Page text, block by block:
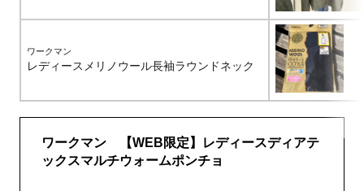
ワークマン
レディースメリノウール長袖ラウンドネック
ワークマン 【WEB限定】レディースディアテ
ックスマルチウォームポンチョ